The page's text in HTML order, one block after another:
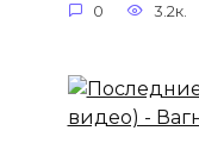
0 3.2к.